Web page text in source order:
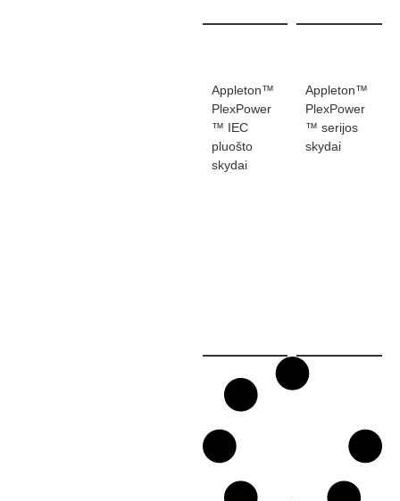
Appleton™
PlexPower
™ IEC
pluošto
skydai
Appleton™
PlexPower
™ serijos
skydai